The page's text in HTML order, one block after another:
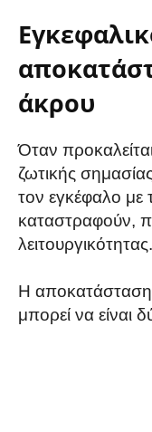
άκρου
Όταν
ζωτικής
τον εγκέφαλο με
καταστραφούν,
λειτουργικότητας.
Η
μπορεί να είναι